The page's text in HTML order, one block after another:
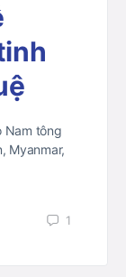
Nam tông
Myanmar,
1